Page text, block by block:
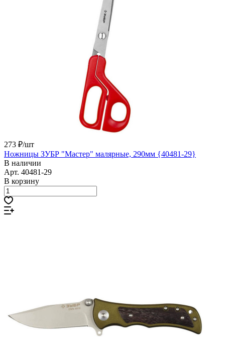
273 ₽/шт
Ножницы ЗУБР "Мастер" малярные, 290мм {40481-29}
В наличии
Арт. 40481-29
В корзину